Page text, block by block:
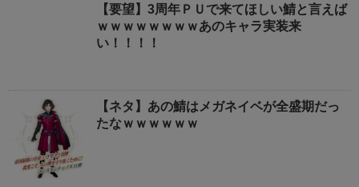
【要望】3周年ＰＵで来てほしい鯖と言えば
ｗｗｗｗｗｗｗｗあのキャラ実装来
い！！！！
【ネタ】あの鯖はメガネイベが全盛期だっ
たなｗｗｗｗｗｗ